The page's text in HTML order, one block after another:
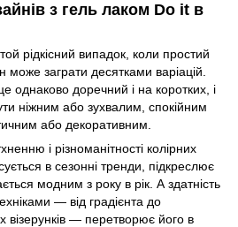
з гель лаком Do it в
рідкісний випадок, коли простий
заграти десятками варіацій.
однаково доречний і на коротких, і
ніжним або зухвалим, спокійним
або декоративним.
і різноманітності колірних
в сезонні тренди, підкреслює
модним з року в рік. А здатність
— від градієнта до
візерунків — перетворює його в